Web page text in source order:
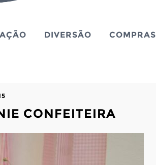
DIVERSÃO COMPRAS
CONFEITEIRA